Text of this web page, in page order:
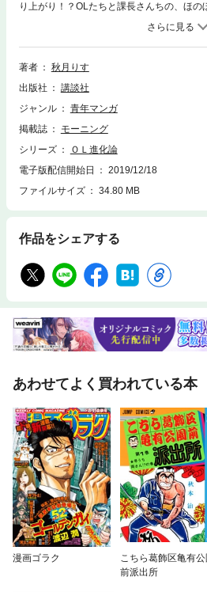
り上がり！？OLたちと課長さんちの、ほ
著者
秋月りす
出版社
講談社
ジャンル
青年マンガ
掲載誌
モーニング
シリーズ
ＯＬ進化論
電子版配信開始日
2019/12/18
ファイルサイズ
34.80 MB
作品をシェアする
あわせてよく買われている本
漫画ゴラク
こちら葛飾区亀有公
前派出所